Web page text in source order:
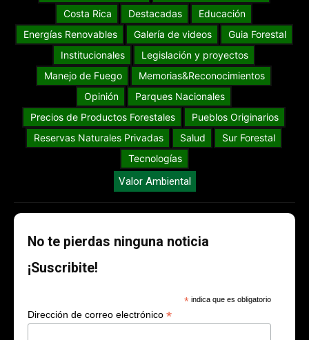
Costa Rica
Destacadas
Educación
Energías Renovables
Galería de videos
Guia Forestal
Institucionales
Legislación y proyectos
Manejo de Fuego
Memorias&Reconocimientos
Opinión
Parques Nacionales
Precios de Productos Forestales
Pueblos Originarios
Reservas Naturales Privadas
Salud
Sur Forestal
Tecnologías
Valor Ambiental
No te pierdas ninguna noticia
¡Suscribite!
* indica que es obligatorio
Dirección de correo electrónico *